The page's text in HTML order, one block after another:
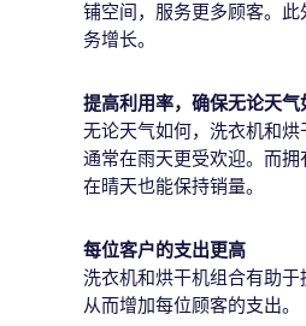
铺空间，服务更多顾客。
务增长。
提高利用率，确保无论天
无论天气如何，洗衣机和
通常在雨天更受欢迎。而
在晴天也能保持销量。
每位客户的支出更高
洗衣机和烘干机组合有助于
从而增加每位顾客的支出。